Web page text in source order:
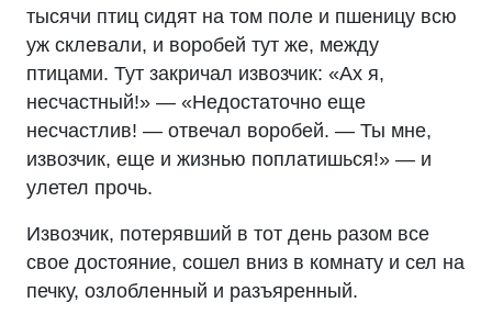
тысячи птиц сидят на том поле и пшеницу всю
уж склевали, и воробей тут же, между
птицами. Тут закричал извозчик: «Ах я,
несчастный!» — «Недостаточно еще
несчастлив! — отвечал воробей. — Ты мне,
извозчик, еще и жизнью поплатишься!» — и
улетел прочь.
Извозчик, потерявший в тот день разом все
свое достояние, сошел вниз в комнату и сел на
печку, озлобленный и разъяренный.